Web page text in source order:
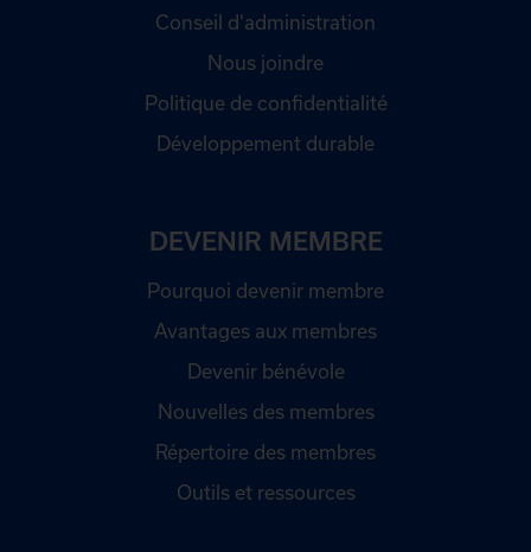
Conseil d'administration
Nous joindre
Politique de confidentialité
Développement durable
DEVENIR MEMBRE
Pourquoi devenir membre
Avantages aux membres
Devenir bénévole
Nouvelles des membres
Répertoire des membres
Outils et ressources